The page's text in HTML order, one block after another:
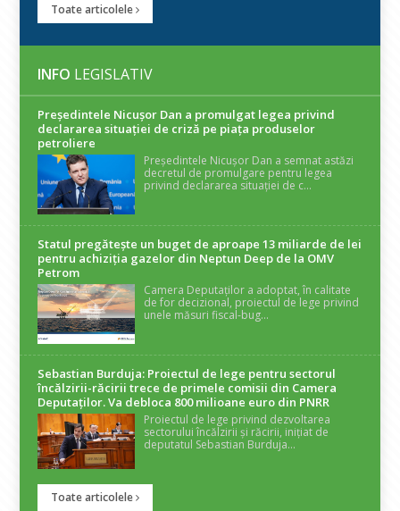
Toate articolele
INFO LEGISLATIV
Președintele Nicuşor Dan a promulgat legea privind
declararea situaţiei de criză pe piaţa produselor
petroliere
Președintele Nicușor Dan a semnat astăzi
decretul de promulgare pentru legea
privind declararea situației de c...
Statul pregătește un buget de aproape 13 miliarde de lei
pentru achiziția gazelor din Neptun Deep de la OMV
Petrom
Camera Deputaților a adoptat, în calitate
de for decizional, proiectul de lege privind
unele măsuri fiscal-bug...
Sebastian Burduja: Proiectul de lege pentru sectorul
încălzirii-răcirii trece de primele comisii din Camera
Deputaților. Va debloca 800 milioane euro din PNRR
Proiectul de lege privind dezvoltarea
sectorului încălzirii și răcirii, inițiat de
deputatul Sebastian Burduja...
Toate articolele